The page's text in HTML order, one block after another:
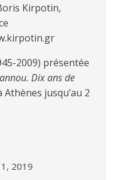
Kirpotin,
2009) présentée
Dix ans de
jusqu’au 2
2019